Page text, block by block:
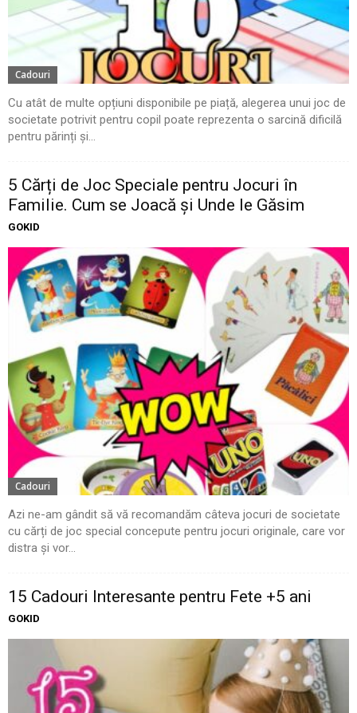
Cadouri
Cu atât de multe opțiuni disponibile pe piață, alegerea unui joc de
societate potrivit pentru copil poate reprezenta o sarcină dificilă
pentru părinți și...
5 Cărți de Joc Speciale pentru Jocuri în
Familie. Cum se Joacă și Unde le Găsim
GOKID
Cadouri
Azi ne-am gândit să vă recomandăm câteva jocuri de societate
cu cărți de joc special concepute pentru jocuri originale, care vor
distra și vor...
15 Cadouri Interesante pentru Fete +5 ani
GOKID